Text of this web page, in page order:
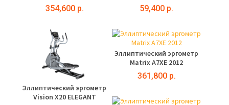
354,600 р. 59,400 р.
Эллиптический эргометр
Vision X20 ELEGANT
Эллиптический эргометр
Matrix A7XE 2012
361,800 р.